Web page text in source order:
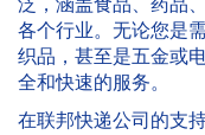
泛，涵盖食品、药品
各个行业。无论您是
织品，甚至是五金或
全和快速的服务。
在联邦快递公司的支